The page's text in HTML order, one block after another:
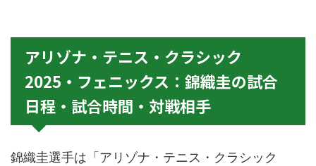
アリゾナ・テニス・クラシック
2025・フェニックス：錦織圭の試合
日程・試合時間・対戦相手
錦織圭選手は「アリゾナ・テニス・クラシック